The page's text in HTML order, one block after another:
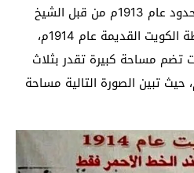
بعد توقيع اتفاقية ترسيم الحدود عام 1913م من قبل الشيخ
مبارك الصباح، تم إنشاء خريطة الكويت القديمة عام 1914م،
تضم مساحة كبيرة تقدر بثلاث
تبين الصورة التالية مساحة